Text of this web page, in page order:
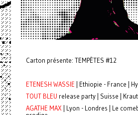
Carton présente: TEMPÊTES #12
ETENESH WASSIE | Ethiopie - France |
TOUT BLEU release party | Suisse |
AGATHE MAX | Lyon - Londres | Le